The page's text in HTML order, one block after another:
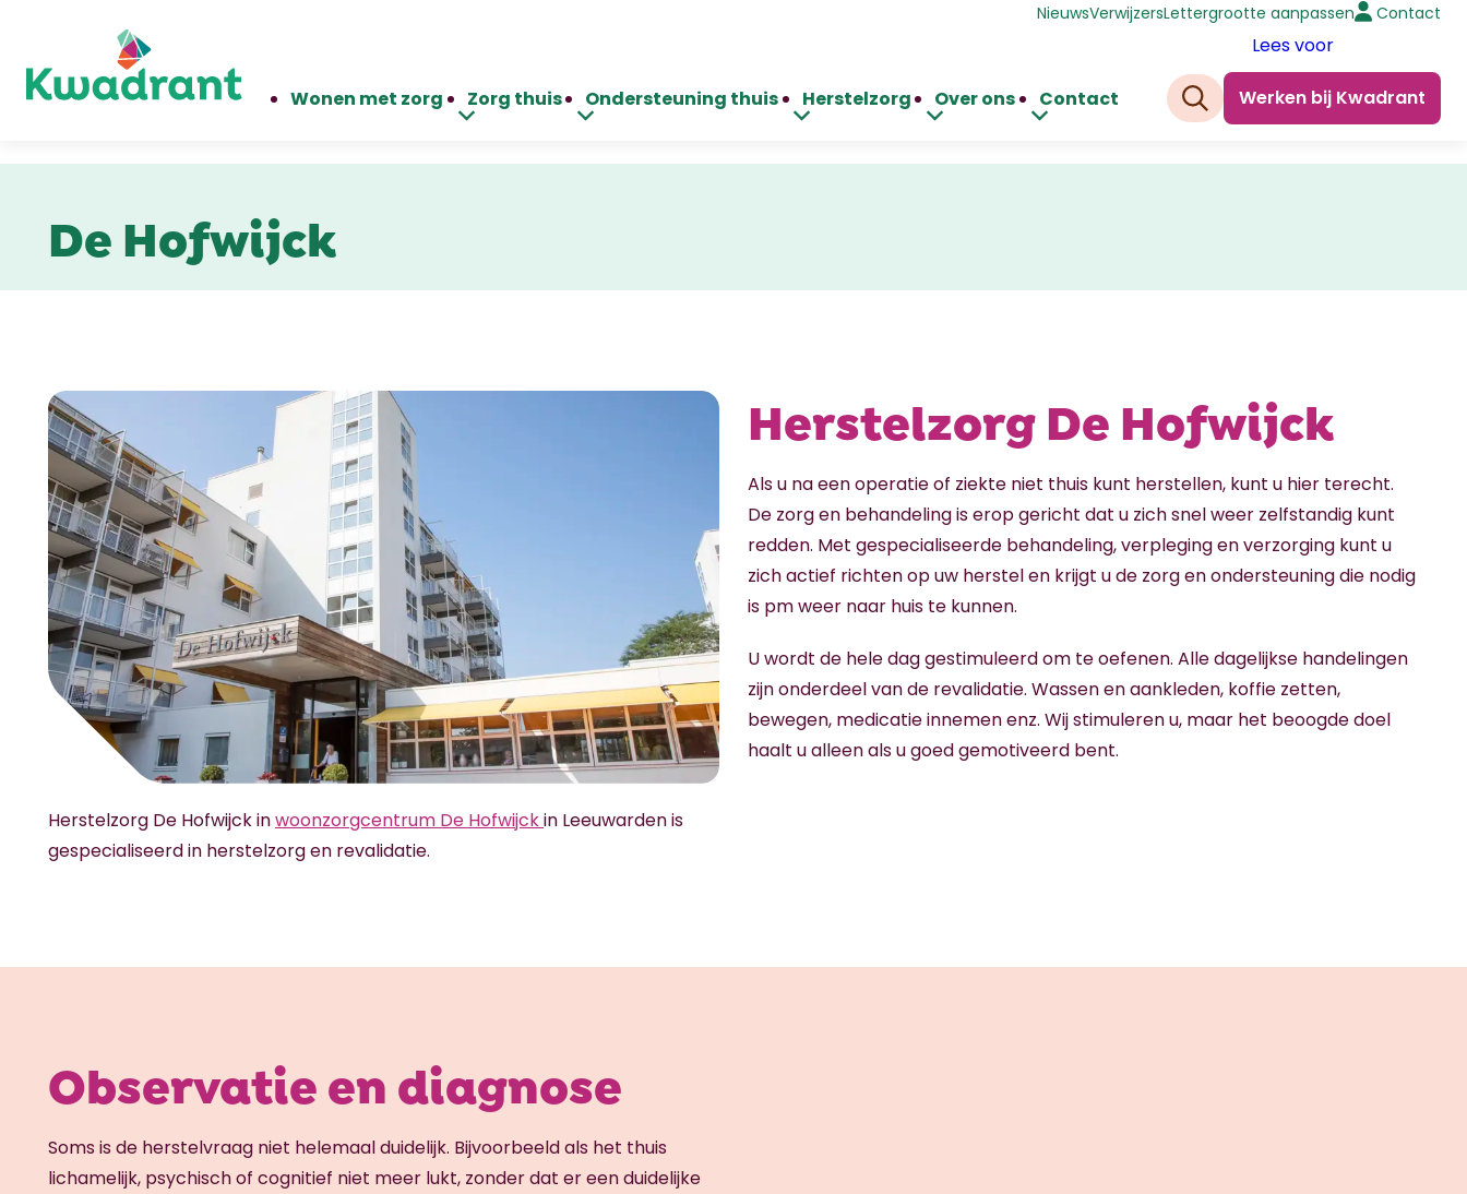
Wonen met zorg Zorg thuis Ondersteuning thuis Herstelzorg Over ons Contact
Lees voor
Zoeken
Werken bij Kwadrant
NieuwsVerwijzersLettergrootte aanpassen Contact
De Hofwijck
Herstelzorg De Hofwijck inwoonzorgcentrum De Hofwijckin Leeuwarden is
gespecialiseerd in herstelzorg en revalidatie.
Herstelzorg De Hofwijck
Als u na een operatie of ziekte niet thuis kunt herstellen, kunt u hier terecht.
De zorg en behandeling is erop gericht dat u zich snel weer zelfstandig kunt
redden. Met gespecialiseerde behandeling, verpleging en verzorging kunt u
zich actief richten op uw herstel en krijgt u de zorg en ondersteuning die nodig
is pm weer naar huis te kunnen.
U wordt de hele dag gestimuleerd om te oefenen. Alle dagelijkse handelingen
zijn onderdeel van de revalidatie. Wassen en aankleden, koffie zetten,
bewegen, medicatie innemen enz. Wij stimuleren u, maar het beoogde doel
haalt u alleen als u goed gemotiveerd bent.
Observatie en diagnose
Soms is de herstelvraag niet helemaal duidelijk. Bijvoorbeeld als het thuis
lichamelijk, psychisch of cognitief niet meer lukt, zonder dat er een duidelijke